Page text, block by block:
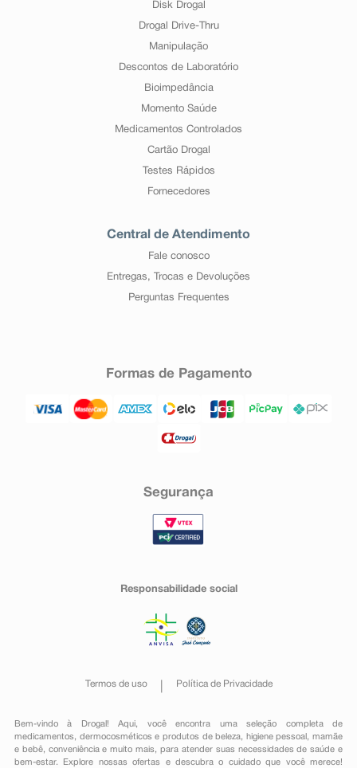
Disk Drogal
Drogal Drive-Thru
Manipulação
Descontos de Laboratório
Bioimpedância
Momento Saúde
Medicamentos Controlados
Cartão Drogal
Testes Rápidos
Fornecedores
Central de Atendimento
Fale conosco
Entregas, Trocas e Devoluções
Perguntas Frequentes
Formas de Pagamento
Segurança
Responsabilidade social
Termos de uso Política de Privacidade
Bem-vindo à Drogal! Aqui, você encontra uma seleção completa de
medicamentos , dermocosméticos e produtos de beleza, higiene pessoal ,mamãe
e bebê, conveniênciae muito mais, para atender suas necessidades de saúde e
bem-estar. Explore nossas ofertas e descubra o cuidado que você merece!